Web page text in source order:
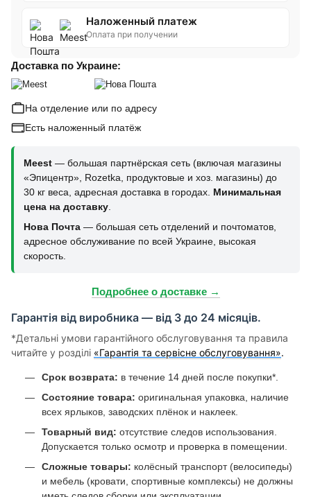
Наложенный платеж
Оплата при получении
Доставка по Украине:
На отделение или по адресу
Есть наложенный платёж
Meest — большая партнёрская сеть (включая магазины
«Эпицентр», Rozetka, продуктовые и хоз. магазины) до
30 кг веса, адресная доставка в городах. Минимальная
цена на доставку
Нова Почта — большая сеть отделений и почтоматов,
адресное обслуживание по всей Украине, высокая
скорость.
Подробнее о доставке →
Гарантія від виробника — від 3 до 24 місяців.
*Детальні умови гарантійного обслуговування та правила
читайте у розділі «Гарантія та сервісне обслуговування».
Срок возврата: в течение 14 дней после покупки*.
Состояние товара: оригинальная упаковка, наличие
всех ярлыков, заводских плёнок и наклеек.
Товарный вид: отсутствие следов использования.
Допускается только осмотр и проверка в помещении.
Сложные товары: колёсный транспорт (велосипеды)
и мебель (кровати, спортивные комплексы) не должны